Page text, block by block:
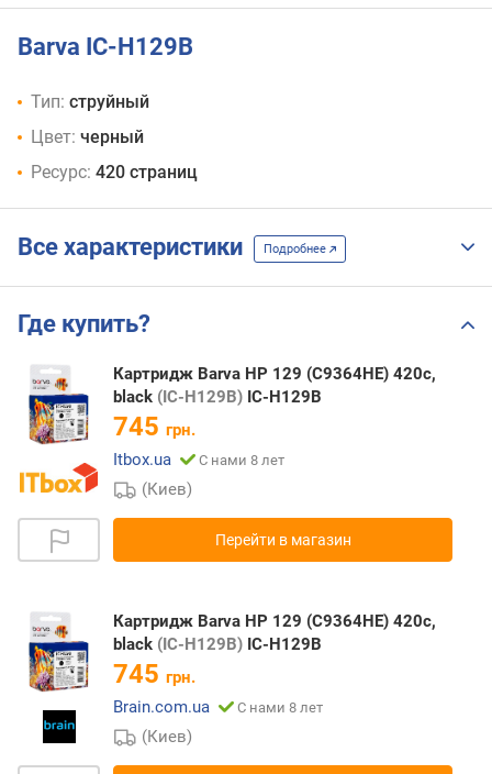
Barva IC-H129B
Тип: струйный
Цвет: черный
Ресурс: 420 страниц
Все характеристики Подробнее
Где купить?
Картридж Barva HP 129 (C9364HE) 420c,
black (IC-H129B) IC-H129B
745 грн.
Itbox.ua
С нами 8 лет
(Киев)
Перейти в магазин
Картридж Barva HP 129 (C9364HE) 420c,
black (IC-H129B) IC-H129B
745 грн.
Brain.com.ua
С нами 8 лет
(Киев)